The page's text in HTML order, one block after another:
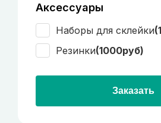
Аксессуары
Наборы для склейки
Резинки(1000руб)
Заказать